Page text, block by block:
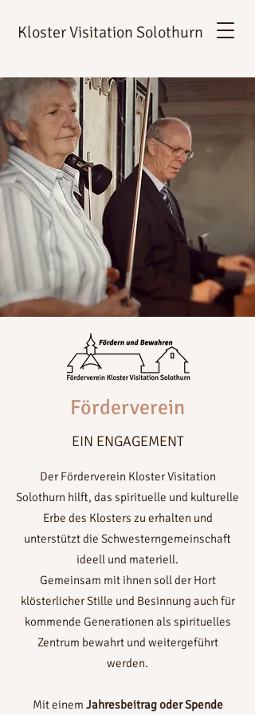
Kloster Visitation Solothurn
Förderverein
EIN ENGAGEMENT
Der Förderverein Kloster Visitation
Solothurn hilft, das spirituelle und kulturelle
Erbe des Klosters zu erhalten und
unterstützt die Schwesterngemeinschaft
ideell und materiell.
Gemeinsam mit ihnen soll der Hort
klösterlicher Stille und Besinnung auch für
kommende Generationen als spirituelles
Zentrum bewahrt und weitergeführt
werden.
Mit einem Jahresbeitrag oder Spende